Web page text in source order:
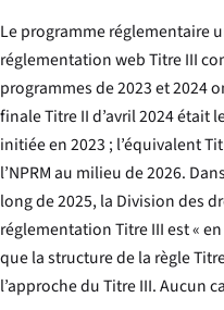
Le programme réglementaire
réglementation web Titre III
programmes de 2023 et 2024
finale Titre II d’avril 2024 était
initiée en 2023 ; l’équivalent
l’NPRM au milieu de 2026.
long de 2025, la Division des
réglementation Titre III est «
que la structure de la règle
l’approche du Titre III. Aucun